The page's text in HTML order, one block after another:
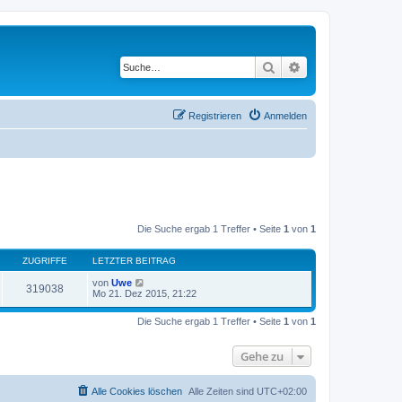
Suche
Anmelden
Registrieren
Die Suche ergab 1 Treffer • Seite 1 von 1
ZUGRIFFE LETZTER BEITRAG
319038 von Uwe
Mo 21. Dez 2015, 21:22
Die Suche ergab 1 Treffer • Seite 1 von 1
Gehe zu
Alle Zeiten sind UTC+02:00
Alle Cookies löschen